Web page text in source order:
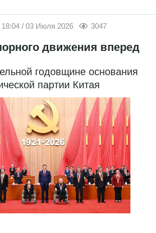
18:04 / 03 Июля 2026 3047
движения вперед
годовщине основания
партии Китая